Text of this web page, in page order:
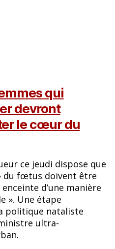
qui
devront
le cœur du
ce jeudi dispose que
du fœtus doivent être
d’une manière
». Une étape
politique nataliste
ultra-